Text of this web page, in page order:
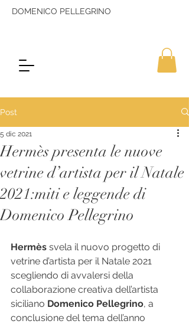
DOMENICO PELLEGRINO
Post
Hermès presenta le nuove
vetrine d’artista per il Natale
2021:miti e leggende di
Domenico Pellegrino
5 dic 2021
Hermès svela il nuovo progetto di
vetrine d’artista per il Natale 2021
scegliendo di avvalersi della
collaborazione creativa dell’artista
siciliano Domenico Pellegrino, a
conclusione del tema dell’anno